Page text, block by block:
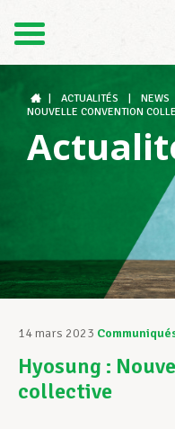
Le LCGB
Structures
Assistance au
Vos droits
ACTUALITÉS NEWS
NOUVELLE CONVENTION
14 mars 2023
Hyosung :
collective